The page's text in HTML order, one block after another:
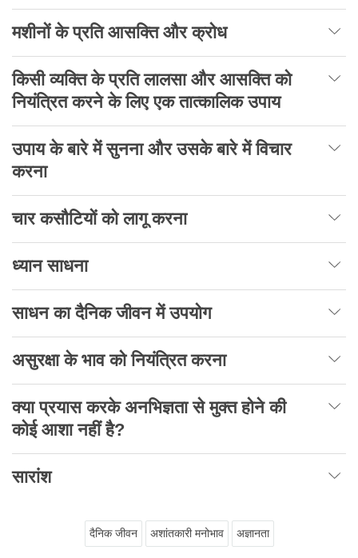
मशीनों के प्रति आसक्ति और क्रोध
किसी व्यक्ति के प्रति लालसा और आसक्ति को
नियंत्रित करने के लिए एक तात्कालिक उपाय
उपाय के बारे में सुनना और उसके बारे में विचार
करना
चार कसौटियों को लागू करना
ध्यान साधना
साधन का दैनिक जीवन में उपयोग
असुरक्षा के भाव को नियंत्रित करना
क्या प्रयास करके अनभिज्ञता से मुक्त होने की
कोई आशा नहीं है?
सारांश
दैनिक जीवन अशांतकारी मनोभाव अज्ञानता